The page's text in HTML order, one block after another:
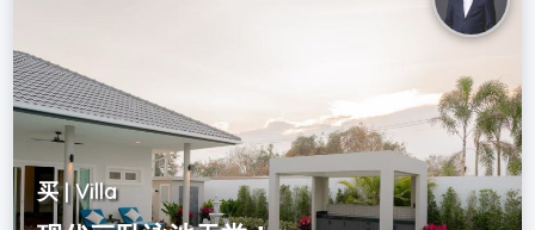
买 | Villa